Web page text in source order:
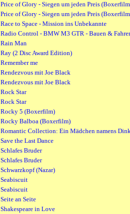
Price of Glory - Siegen um jeden Preis
Price of Glory - Siegen um jeden Preis
Race to Space - Mission ins Unbekannte
Radio Control - BMW M3 GTR - Bauen &
Rain Man
Ray (2 Disc Award Edition)
Remember me
Rendezvous mit Joe Black
Rendezvous mit Joe Black
Rock Star
Rock Star
Rocky 5 (Boxerfilm)
Rocky Balboa (Boxerfilm)
Romantic Collection: Ein Mädchen namens
Save the Last Dance
Schlafes Bruder
Schlafes Bruder
Schwarzkopf (Nazar)
Seabiscuit
Seabiscuit
Seite an Seite
Shakespeare in Love